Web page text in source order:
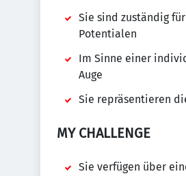
Sie sind zuständig
Potentialen
Im Sinne einer
Auge
Sie repräsentieren
MY CHALLENGE
Sie verfügen über